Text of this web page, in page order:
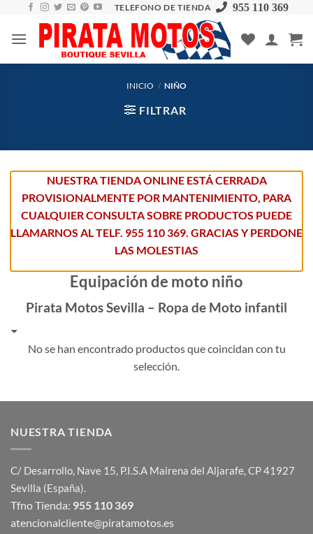
content
TELEFONO DE TIENDA 955 110 369
INICIO / NIÑO
FILTRAR
NUESTRA TIENDA ONLINE ESTÁ CERRADA
PROVISIONALMENTE POR MANTENIMIENTO, PARA
CUALQUIER CONSULTA SOBRE PRODUCTOS PUEDE
LLAMARNOS AL TELF. 955 110 369. GRACIAS Y PERDONE
LAS MOLESTIAS
Equipación de moto niño
Pirata Motos Sevilla – Ropa de Moto infantil
No se han encontrado productos que coincidan con tu
selección.
NUESTRA TIENDA
C/ Desarrollo, Nave 15, P.I.S.A Mairena del Aljarafe, CP 41927
Sevilla (España).
Tfno Tienda: 955 110 369
atencionalcliente@piratamotos.es